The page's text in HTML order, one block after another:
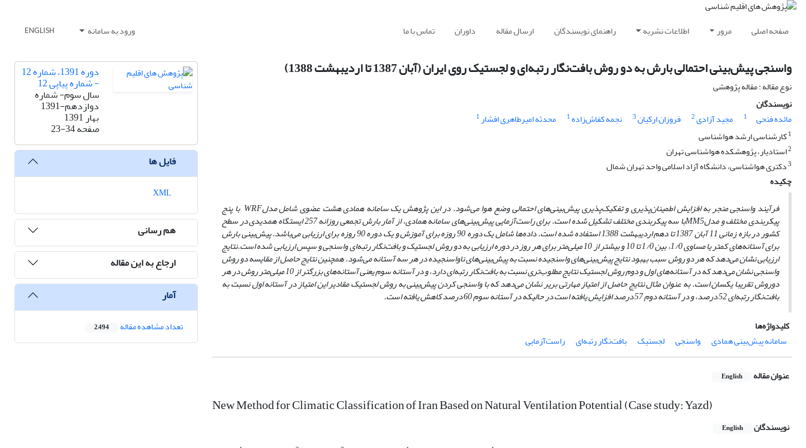
صفحه اصلی مرور اطلاعات نشریه راهنمای نویسندگان ارسال مقاله داوران تماس با ما ورود به سامانه ENGLISH
واسنجی پیش‌بینی احتمالی بارش به دو روش بافت‌نگار رتبه‌ای و لجستیک روی ایران (آبان 1387 تا اردیبهشت 1388)
نوع مقاله : مقاله پژوهشی
نویسندگان
مائده فتحی
1 مجید آزادی2 فروزان ارکیان3 نجمه کفاش‌زاده1 محدثه امیرطاهری افشار1
1کارشناسی ارشد هواشناسی
2استادیار، پژوهشکده هواشناسی تهران
3دکتری هواشناسی، دانشگاه آزاد اسلامی واحد تهران شمال
چکیده
فرآیند واسنجی منجر به افزایش اطمینان‌پذیری و تفکیک‌پذیری پیش‌بینی‌های احتمالی وضع هوا می‌شود. در این پژوهش یک سامانه همادی هشت عضوی شامل مدلWRF با پنج
پیکربندی مختلف و مدلMM5ب ا سه پیکربندی مختلف تشکیل شده است. برای راست‌آزمایی پیش‌بینی‌های سامانه همادی، از آمار بارش تجمعی روزانه 257 ایستگاه همدیدی در سطح
کشور در بازه زمانی 11 آبان 1387 تا دهم اردیبهشت 1388 استفاده شده است. داده ها شامل یک دوره 90 روزه برای آموزش و یک دوره 90 روزه برای ارزیابی می‌باشد. پیش‌بینی بارش
برای آستانههای کمتر یا مساوی 1/0، بین 1/0 تا 10 و بیشتر از 10 میلی‌متر برای هر روز در دوره ارزیابی به دو روش لجستیک و بافت‌نگار رتبه‌ای واسنجی و سپس ارزیابی شده است. نتایج
ارزیابی نشان می‌دهد که هر دو روش سبب بهبود نتایج پیش‌بینی‌های واسنجیده نسبت به پیش‌بینی‌های ناواسنجیده در هر سه آستانه می‌شود. همچنین نتایج حاصل از مقایسه دو روش
واسنجی نشان می‌دهد که در آستانه‌های اول و دوم روش لجستیک نتایج مطلوب تری نسبت به بافت‌نگار رتبه‌ای دارد، و در آستانه سوم یعنی آستانه‌های بزرگتر از 10 میلی‌متر روش در هر
دوروش تقریبا یکسان است. به عنوان مثال نتایج حاصل از امتیاز مهارتی بریر نشان می‌دهد که با واسنجی کردن پیش‌بینی به روش لجستیک مقادیر این امتیاز در آستانه اول نسبت به
بافت‌نگار رتبه‌ای 52 درصد، و در آستانه دوم 57 درصد افزایش یافته است در حالی
که در آستانه سوم 60 درصد کاهش یافته است.
کلیدواژه‌ها
سامانه پیش‌بینی همادی
واسنجی لجستیک بافت‌نگار رتبه‌ای راست‌آزمایی
عنوان مقاله English
New Method for Climatic Classification of Iran Based on Natural Ventilation Potential (Case study: Yazd)
نویسندگان English
دوره 1391، شماره 12
- شماره پیاپی 12
سال سوم- شماره
دوازدهم-1391
بهار 1391
صفحه23-34
فایل ها
هم رسانی
ارجاع به این مقاله
آمار
تعداد مشاهده مقاله 2,494